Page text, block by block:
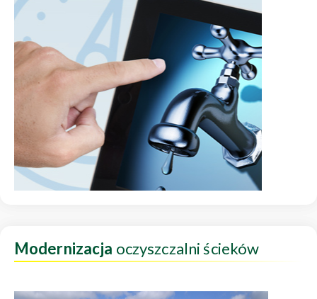
Modernizacja oczyszczalni ścieków